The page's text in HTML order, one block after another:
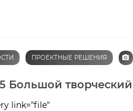
ПРОЕКТНЫЕ РЕШЕНИЯ
Большой
link="file"